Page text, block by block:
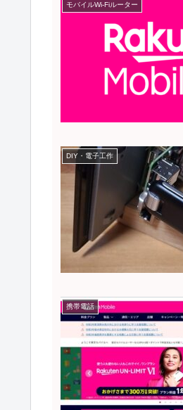
モバイルWi-Fiルーター
DIY・電子工作
携帯電話